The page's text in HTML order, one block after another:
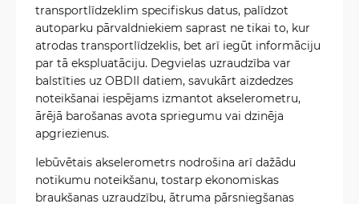
transportlīdzeklim specifiskus datus, palīdzot
autoparku pārvaldniekiem saprast ne tikai to, kur
atrodas transportlīdzeklis, bet arī iegūt informāciju
par tā ekspluatāciju. Degvielas uzraudzība var
balstīties uz OBDII datiem, savukārt aizdedzes
noteikšanai iespējams izmantot akselerometru,
ārējā barošanas avota spriegumu vai dzinēja
apgriezienus.
Iebūvētais akselerometrs nodrošina arī dažādu
notikumu noteikšanu, tostarp ekonomiskas
braukšanas uzraudzību, ātruma pārsniegšanas